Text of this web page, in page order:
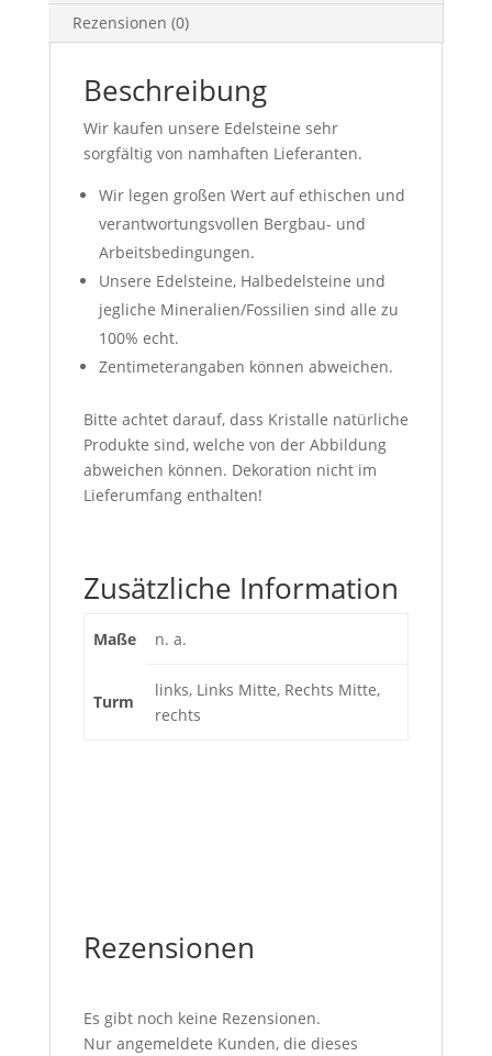
Rezensionen (0)
Beschreibung
Wir kaufen unsere Edelsteine sehr
sorgfältig von namhaften Lieferanten.
Wir legen großen Wert auf ethischen und
verantwortungsvollen Bergbau- und
Arbeitsbedingungen.
Unsere Edelsteine, Halbedelsteine und
jegliche Mineralien/Fossilien sind alle zu
100% echt.
Zentimeterangaben können abweichen.
Bitte achtet darauf, dass Kristalle natürliche
Produkte sind, welche von der Abbildung
abweichen können. Dekoration nicht im
Lieferumfang enthalten!
Zusätzliche Information
Maße n. a.
Turm
links, Links Mitte, Rechts Mitte,
rechts
Rezensionen
Es gibt noch keine Rezensionen.
Nur angemeldete Kunden, die dieses